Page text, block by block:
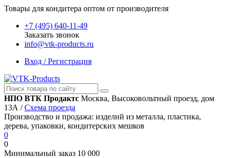
Товары для кондитера оптом от производителя
+7 (495) 640-11-49
Заказать звонок
info@vtk-products.ru
Вход / Регистрация
НПО ВТК Продактс Москва, Высоковольтный проезд, дом
13А /Схема проезда
Производство и продажа: изделий из металла, пластика,
дерева, упаковки, кондитерских мешков
0
0
Минимальный заказ 10 000